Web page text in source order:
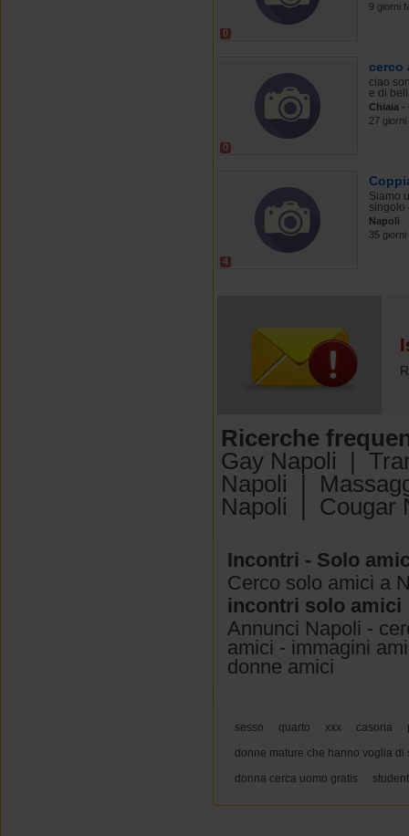
0
9 giorni
0
cerco
ciao
e di
Chiaia -
27
4
Siamo
singolo
Napoli
35
Ricerche
Gay Napoli
Napoli
Napoli
Cougar
Incontri - Solo
Cerco solo amici a
incontri solo amici
Annunci Napoli -
amici - immagini
donne amici
sesso quarto xxx casoria
donne mature che hanno voglia di
donna cerca uomo gratis